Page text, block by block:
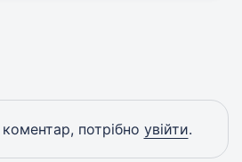
потрібно увійти.